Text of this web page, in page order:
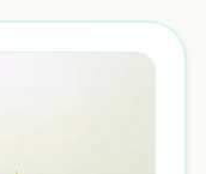
mit spritzig-
an